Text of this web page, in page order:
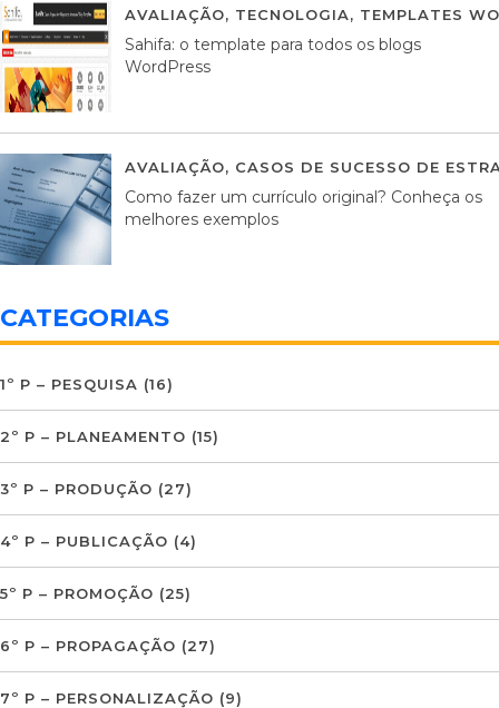
AVALIAÇÃO, TECNOLOGIA, TEMPLATES
Sahifa: o template para todos os blogs
WordPress
AVALIAÇÃO, CASOS DE SUCESSO DE
Como fazer um currículo original? Conheça os
melhores exemplos
CATEGORIAS
1º P – PESQUISA (16)
2º P – PLANEAMENTO (15)
3º P – PRODUÇÃO (27)
4º P – PUBLICAÇÃO (4)
5º P – PROMOÇÃO (25)
6º P – PROPAGAÇÃO (27)
7º P – PERSONALIZAÇÃO (9)